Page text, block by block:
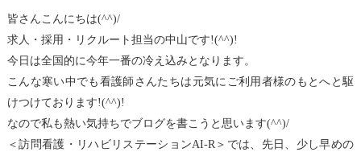
皆さんこんにちは(^^)/
求人・採用・リクルート担当の中山です!(^^)!
今日は全国的に今年一番の冷え込みとなります。
こんな寒い中でも看護師さんたちは元気にご利用者様のもとへと駆
けつけております!(^^)!
なので私も熱い気持ちでブログを書こうと思います(^^)/
＜訪問看護・リハビリステーションAI-R＞では、先日、少し早めの